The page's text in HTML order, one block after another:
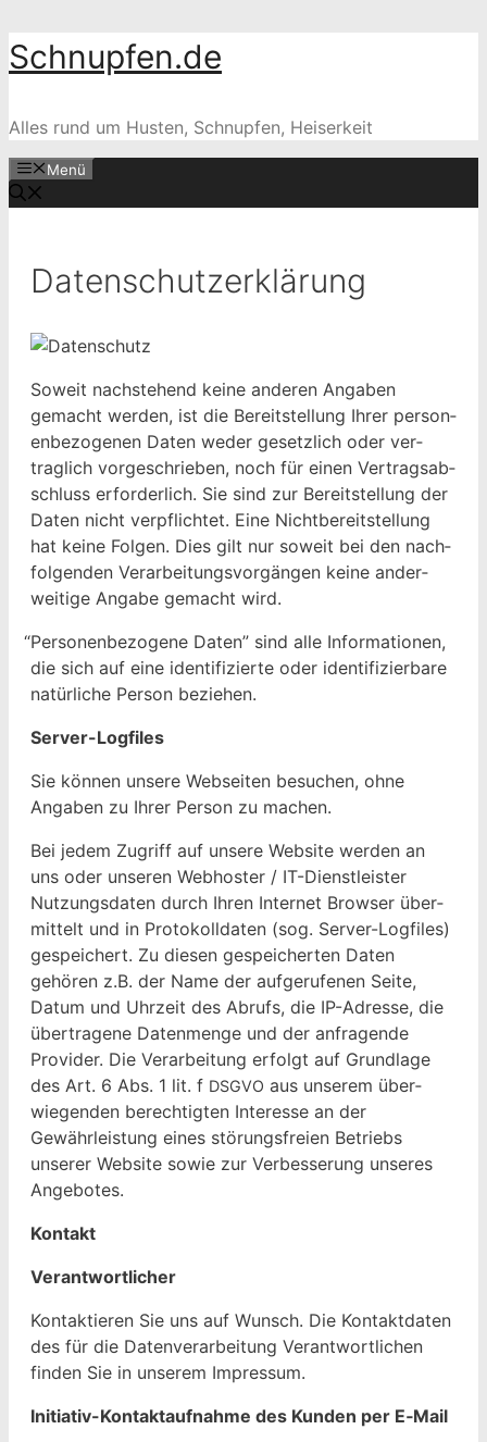
Zum
Inhalt
Schnupfen.de
Alles rund um Husten, Schnupfen, Heiserkeit
Menü
Datenschutzerklärung
Soweit nach­ste­hend keine anderen Angaben
gemacht wer­den, ist die Bere­it­stel­lung Ihrer per­so­n­
en­be­zo­ge­nen Dat­en wed­er geset­zlich oder ver­
traglich vorgeschrieben, noch für einen Ver­tragsab­
schluss erforder­lich. Sie sind zur Bere­it­stel­lung der
Dat­en nicht verpflichtet. Eine Nicht­bere­it­stel­lung
hat keine Fol­gen. Dies gilt nur soweit bei den nach­
fol­gen­den Ver­ar­beitungsvorgän­gen keine ander­
weit­ige Angabe gemacht wird.
“Per­so­n­en­be­zo­gene Dat­en” sind alle Infor­ma­tio­nen,
die sich auf eine iden­ti­fizierte oder iden­ti­fizier­bare
natür­liche Per­son beziehen.
Serv­er-Log­files
Sie kön­nen unsere Web­seit­en besuchen, ohne
Angaben zu Ihrer Per­son zu machen.
Bei jedem Zugriff auf unsere Web­site wer­den an
uns oder unseren Web­hoster / IT-Dien­stleis­ter
Nutzungs­dat­en durch Ihren Inter­net Brows­er über­
mit­telt und in Pro­tokoll­dat­en (sog. Serv­er-Log­files)
gespe­ichert. Zu diesen gespe­icherten Dat­en
gehören z.B. der Name der aufgerufe­nen Seite,
Datum und Uhrzeit des Abrufs, die IP-Adresse, die
über­tra­gene Daten­menge und der anfra­gende
Provider. Die Ver­ar­beitung erfol­gt auf Grund­lage
des Art. 6 Abs. 1 lit. f DSGVO aus unserem über­
wiegen­den berechtigten Inter­esse an der
Gewährleis­tung eines störungs­freien Betriebs
unser­er Web­site sowie zur Verbesserung unseres
Angebotes.
Kon­takt
Ver­ant­wortlich­er
Kon­tak­tieren Sie uns auf Wun­sch. Die Kon­tak­t­dat­en
des für die Daten­ver­ar­beitung Ver­ant­wortlichen
find­en Sie in unserem Impressum.
Ini­tia­tiv-Kon­tak­tauf­nahme des Kun­den per E‑Mail